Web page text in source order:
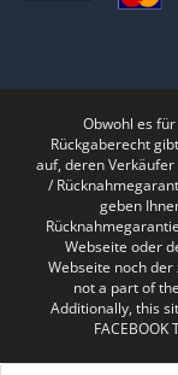
Obwohl es
Rückgaberecht
auf, deren
/
geben
Webseite oder
Webseite noch
not a part of
Additionally, this